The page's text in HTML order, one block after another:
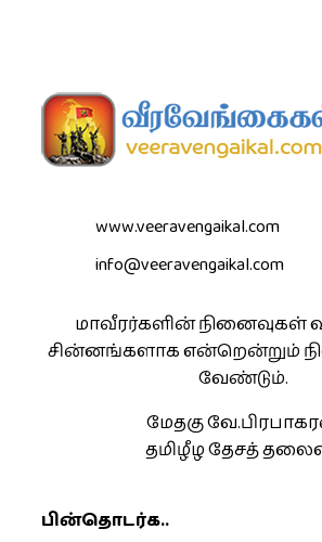
www.veeravengaikal.com
info@veeravengaikal.com
மாவீரர்களின் நினைவுகள்
சின்னங்களாக என்றென்றும்
வேண்டும்.
மேதகு
தமிழீழ தேசத்
பின்தொடர்க..